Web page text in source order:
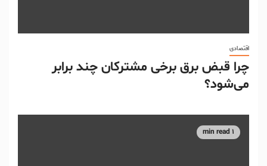
اقتصادی
چرا قبض برق برخی مشترکان چند برابر
می‌شود؟
1 min read